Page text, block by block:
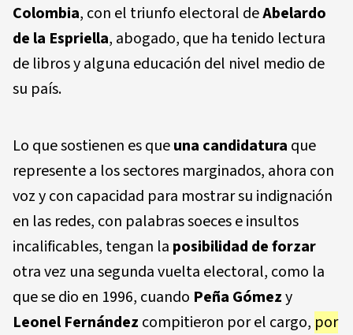
Colombia, con el triunfo electoral deAbelardo
de la Espriella, abogado, que ha tenido lectura
de libros y alguna educación del nivel medio de
su país.
Lo que sostienen es queuna candidatura que
represente a los sectores marginados, ahora con
voz y con capacidad para mostrar su indignación
en las redes, con palabras soeces e insultos
incalificables, tengan la posibilidad de forzar
otra vez una segunda vuelta electoral, como la
que se dio en 1996, cuando Peña Gómezy
Leonel Fernández compitieron por el cargo, por